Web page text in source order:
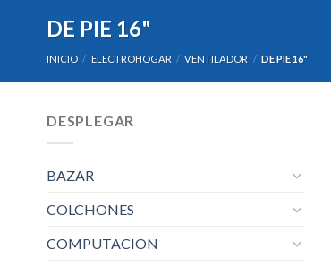
DE PIE 16"
INICIO / ELECTROHOGAR / VENTILADOR / DE PIE 16"
DESPLEGAR
BAZAR
COLCHONES
COMPUTACION